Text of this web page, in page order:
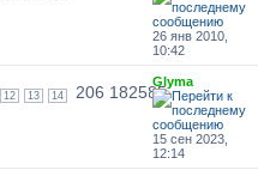
26 янв 2010,
10:42
12 13 14 206 182585
Glyma
15 сен 2023,
12:14